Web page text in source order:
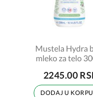
Mustela Hydra
mleko za telo
2245.00
DODAJ U KORPU